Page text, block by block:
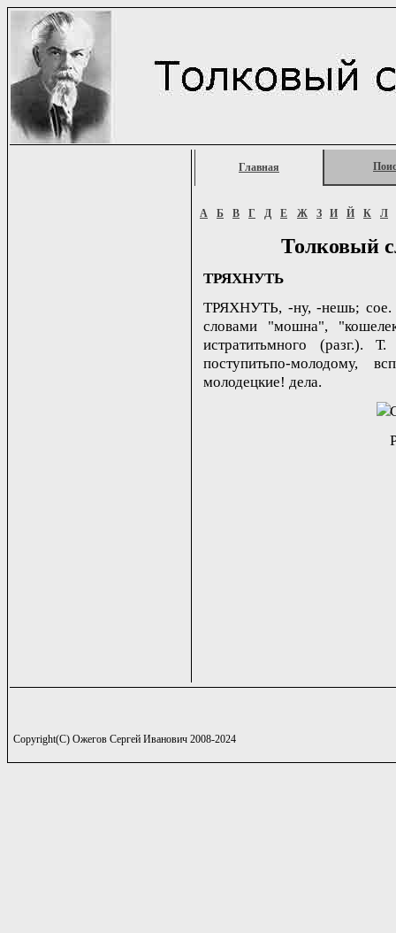
Главная
А Б В Г Д Е Ж З И Й К Л
Толковый
ТРЯХНУТЬ
ТРЯХНУТЬ, -ну, -нешь; сое.
словами "мошна",
истратитьмного (разг.).
поступитьпо-молодому,
молодецкие! дела.
Copyright(C) Ожегов Сергей Иванович 2008-2024